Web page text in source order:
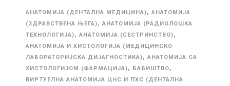
АНАТОМИЈА (ДЕНТАЛНА МЕДИЦИНА), АНАТОМИЈА
(ЗДРАВСТВЕНА ЊЕГА), АНАТОМИЈА (РАДИОЛОШКА
ТЕХНОЛОГИЈА), АНАТОМИЈА (СЕСТРИНСТВО),
АНАТОМИЈА И ХИСТОЛОГИЈА (МЕДИЦИНСКО
ЛАБОРАТОРИЈСКА ДИЈАГНОСТИКА), АНАТОМИЈА СА
ХИСТОЛОГИЈОМ (ФАРМАЦИЈА), БАБИШТВО,
ВИРТУЕЛНА АНАТОМИЈА ЦНС И ПХС (ДЕНТАЛНА